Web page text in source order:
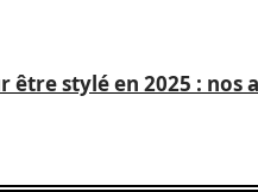
être stylé en 2025 : nos